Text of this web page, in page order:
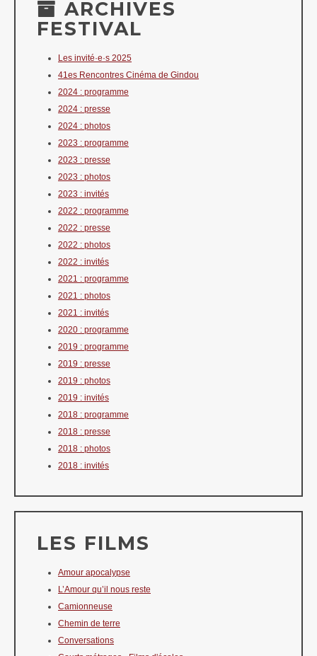
ARCHIVES
FESTIVAL
Les invité·e·s 2025
41es Rencontres Cinéma de Gindou
2024 : programme
2024 : presse
2024 : photos
2023 : programme
2023 : presse
2023 : photos
2023 : invités
2022 : programme
2022 : presse
2022 : photos
2022 : invités
2021 : programme
2021 : photos
2021 : invités
2020 : programme
2019 : programme
2019 : presse
2019 : photos
2019 : invités
2018 : programme
2018 : presse
2018 : photos
2018 : invités
LES FILMS
Amour apocalypse
L’Amour qu’il nous reste
Camionneuse
Chemin de terre
Conversations